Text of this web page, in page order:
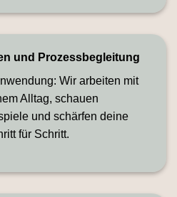
und Prozessbegleitung
Wir arbeiten mit
Alltag, schauen
und schärfen deine
für Schritt.